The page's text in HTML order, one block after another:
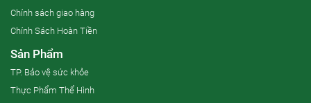
Chính sách giao hàng
Chính Sách Hoàn Tiền
Sản Phẩm
TP. Bảo vệ sức khỏe
Thực Phẩm Thể Hình